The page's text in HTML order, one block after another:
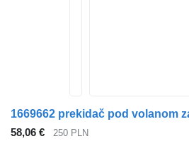
1669662 prekidač pod volanom
58,06 €
250 PLN